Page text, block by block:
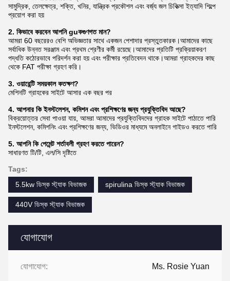
যোগাযোগ
যোগাযোগ: Ms. Rosie Yuan
সামুদ্রিক, তেলক্ষেত্র, শক্তি, খনির, যান্ত্রিক প্রকৌশল এবং বর্জ্য জল চিকিত্সা ইত্যাদি শিল্পে
প্রয়োগ করা হয়
2. কিভাবে করবেনআপনিguকগুণগত মান?
আমরা 60 বছরেরও বেশি অভিজ্ঞতার সাথে একজন পেশাদার প্রস্তুতকারক।আমাদের কাছে
সর্বাধিক উন্নত সরঞ্জাম এবং প্রথম শ্রেণীর কর্মী রয়েছে।আমাদের প্রতিটি প্রক্রিয়াকরণ
পদ্ধতি কঠোরভাবে পরিদর্শন করা হয় এবং পরীক্ষার প্রতিবেদন থাকে।আমরা গ্রাহকদের কাছ
থেকে FAT পরীক্ষা গ্রহণ করি।
3. ওয়ারেন্টি সময়কাল কতক্ষণ?
মেশিনটি গ্রাহকের সাইটে আসার এক বছর পর
4. আপনার কি ইনস্টলেশন, কমিশন এবং প্রশিক্ষণের জন্য প্রযুক্তিবিদ আছে?
বিক্রয়োত্তর সেবা পাওয়া যায়, আমরা আমাদের প্রযুক্তিবিদদের গ্রাহক সাইটে পাঠাতে পারি
ইনস্টলেশন, কমিশনিং এবং প্রশিক্ষণের জন্য, ভিডিওর মাধ্যমে অনলাইনে গাইডও করতে পারি
5. আপনি কি পেমেন্ট শর্তাবলী গ্রহণ করতে পারেন?
সাধারণত টি/টি, এল/সি দৃষ্টিতে
Tags:
5.5kw ডিস্ক স্ট্যাক বিভাজক
spirulina ডিস্ক স্ট্যাক বিভাজক
440V ডিস্ক স্ট্যাক বিভাজক